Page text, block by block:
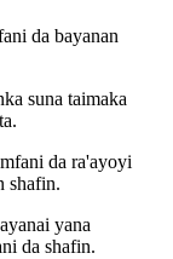
da bayanan
suna taimaka
da ra'ayoyi
shafin.
yana
da shafin.